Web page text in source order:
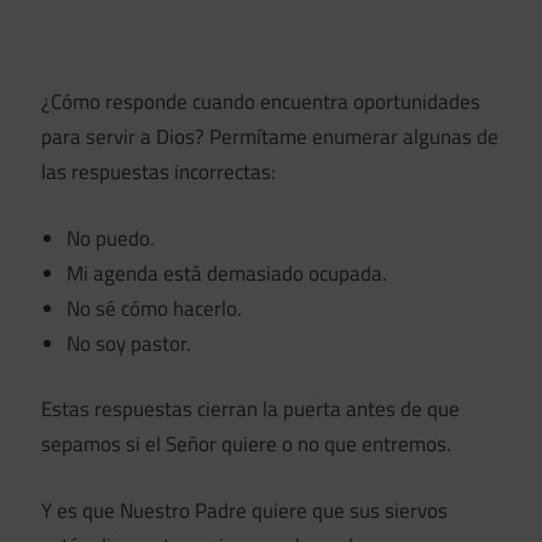
¿Cómo responde cuando encuentra oportunidades
para servir a Dios? Permítame enumerar algunas de
las respuestas incorrectas:
No puedo.
Mi agenda está demasiado ocupada.
No sé cómo hacerlo.
No soy pastor.
Estas respuestas cierran la puerta antes de que
sepamos si el Señor quiere o no que entremos.
Y es que Nuestro Padre quiere que sus siervos